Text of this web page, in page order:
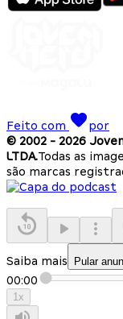
Feito com
por
© 2002 - 2026
LTDA.Todas as
são marcas
Saiba mais Pular
00:00
1x